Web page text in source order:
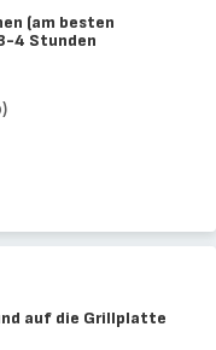
(am besten
4 Stunden
auf die Grillplatte